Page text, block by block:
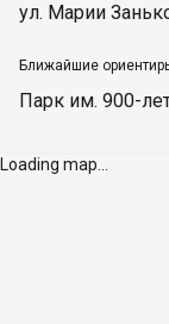
ул. Марии
Ближайшие
Парк им. 900-
Loading map...